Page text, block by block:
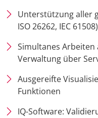
Unterstützung aller
ISO 26262, IEC 61508)
Simultanes
Verwaltung über
Ausgereifte
Funktionen
IQ-Software: